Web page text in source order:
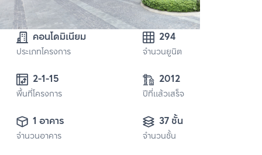
คอนโดมิเนียม
ประเภทโครงการ
294
จำนวนยูนิต
2-1-15
พื้นที่โครงการ
2012
ปีที่แล้วเสร็จ
1 อาคาร
จำนวนอาคาร
37 ชั้น
จำนวนชั้น